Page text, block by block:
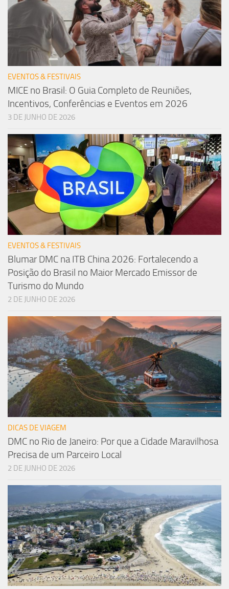
EVENTOS & FESTIVAIS
MICE no Brasil: O Guia Completo de Reuniões,
Incentivos, Conferências e Eventos em 2026
3 DE JUNHO DE 2026
EVENTOS & FESTIVAIS
Blumar DMC na ITB China 2026: Fortalecendo a
Posição do Brasil no Maior Mercado Emissor de
Turismo do Mundo
2 DE JUNHO DE 2026
DICAS DE VIAGEM
DMC no Rio de Janeiro: Por que a Cidade Maravilhosa
Precisa de um Parceiro Local
2 DE JUNHO DE 2026